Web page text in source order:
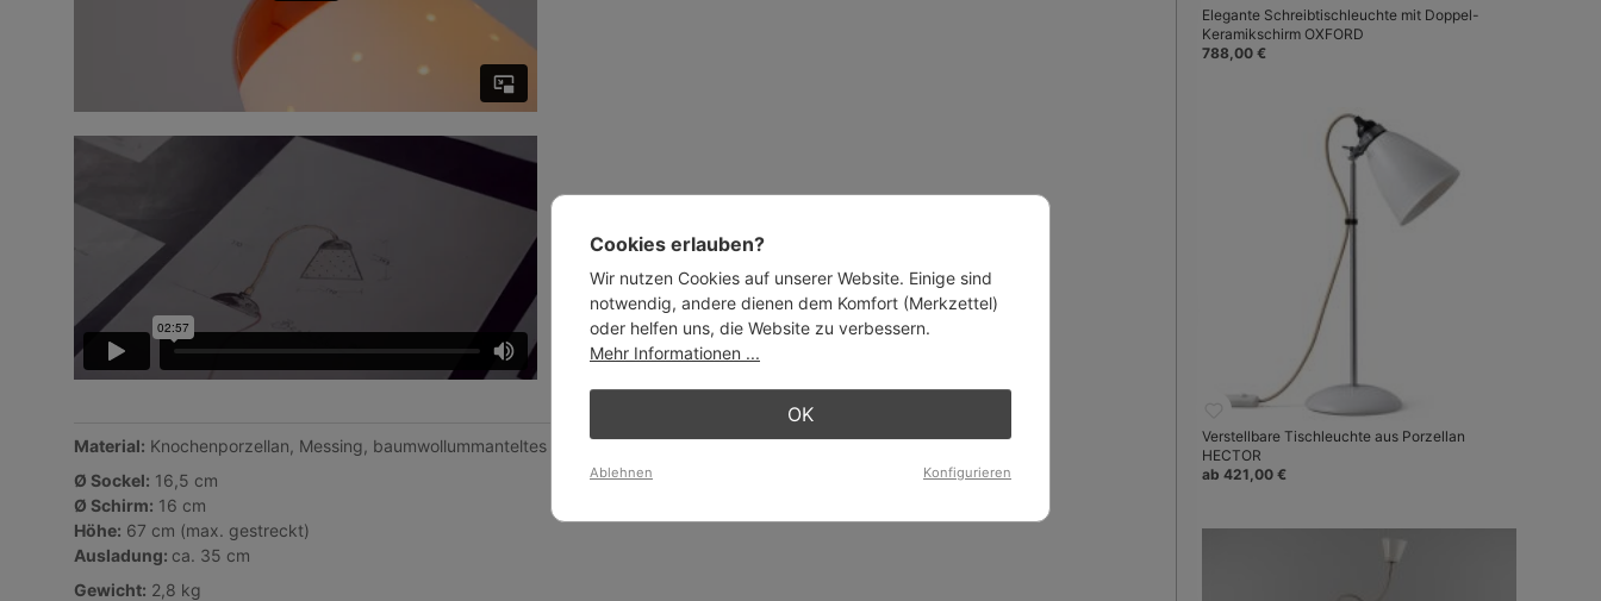
Material: Knochenporzellan, Messing, baumwollummanteltes Kabel (sandfarben)
Ø Sockel: 16,5 cm
Ø Schirm: 16 cm
Höhe: 67 cm (max. gestreckt)
Ausladung: ca. 35 cm
Gewicht: 2,8 kg
Elegante Schreibtischleuchte mit Doppel-
Keramikschirm OXFORD
788,00 €
Verstellbare Tischleuchte aus Porzellan
HECTOR
ab 421,00 €
Cookies erlauben?
Wir nutzen Cookies auf unserer Website. Einige sind
notwendig, andere dienen dem Komfort (Merkzettel)
oder helfen uns, die Website zu verbessern.
Mehr Informationen ...
OK
Ablehnen Konfigurieren